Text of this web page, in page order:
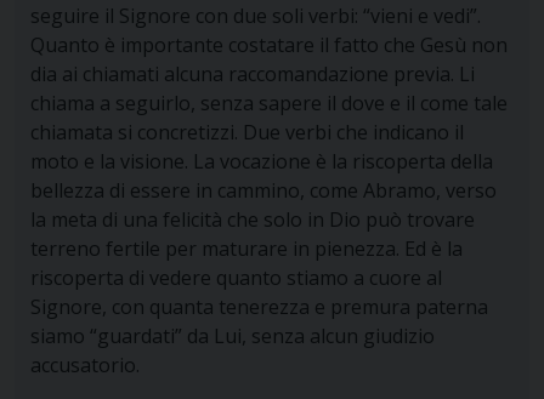
seguire il Signore con due soli verbi: “vieni e vedi”.
Quanto è importante costatare il fatto che Gesù non
dia ai chiamati alcuna raccomandazione previa. Li
chiama a seguirlo, senza sapere il dove e il come tale
chiamata si concretizzi. Due verbi che indicano il
moto e la visione. La vocazione è la riscoperta della
bellezza di essere in cammino, come Abramo, verso
la meta di una felicità che solo in Dio può trovare
terreno fertile per maturare in pienezza. Ed è la
riscoperta di vedere quanto stiamo a cuore al
Signore, con quanta tenerezza e premura paterna
siamo “guardati” da Lui, senza alcun giudizio
accusatorio.